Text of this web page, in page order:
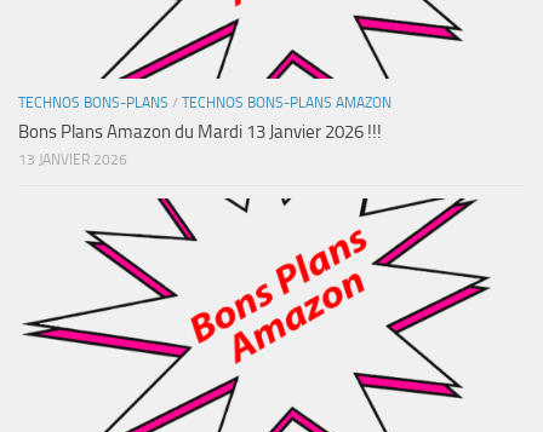
TECHNOS BONS-PLANS / TECHNOS BONS-PLANS AMAZON
Bons Plans Amazon du Mardi 13 Janvier 2026 !!!
13 JANVIER 2026